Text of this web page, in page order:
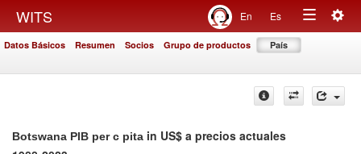
WITS En Es
Toggle
Datos Básicos Resumen Socios Grupo de productos País
Botswana PIB per c pita in US$ a precios actuales